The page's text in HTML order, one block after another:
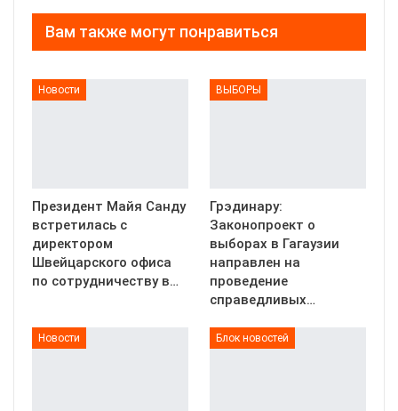
Вам также могут понравиться
Новости
Президент Майя Санду
встретилась с
директором
Швейцарского офиса
по сотрудничеству в…
ВЫБОРЫ
Грэдинару:
Законопроект о
выборах в Гагаузии
направлен на
проведение
справедливых…
Новости Блок новостей